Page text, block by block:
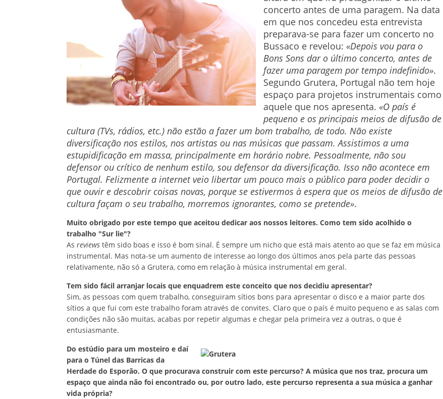
concerto antes de uma paragem. Na data
em que nos concedeu esta entrevista
preparava-se para fazer um concerto no
Bussaco e revelou: «Depois vou para o
Bons Sons dar o último concerto, antes de
fazer uma paragem por tempo indefinido».
Segundo Grutera, Portugal não tem hoje
espaço para projetos instrumentais como
aquele que nos apresenta. «O país é
pequeno e os principais meios de difusão de
cultura (TVs, rádios, etc.) não estão a fazer um bom trabalho, de todo. Não existe
diversificação nos estilos, nos artistas ou nas músicas que passam. Assistimos a uma
estupidificação em massa, principalmente em horário nobre. Pessoalmente, não sou
defensor ou crítico de nenhum estilo, sou defensor da diversificação. Isso não acontece em
Portugal. Felizmente a internet veio libertar um pouco mais o público para poder decidir o
que ouvir e descobrir coisas novas, porque se estivermos à espera que os meios de difusão de
cultura façam o seu trabalho, morremos ignorantes, como se pretende».
Muito obrigado por este tempo que aceitou dedicar aos nossos leitores. Como tem sido acolhido o
trabalho "Sur lie"?
As reviews têm sido boas e isso é bom sinal. É sempre um nicho que está mais atento ao que se faz em música
instrumental. Mas nota-se um aumento de interesse ao longo dos últimos anos pela parte das pessoas
relativamente, não só a Grutera, como em relação à música instrumental em geral.
Tem sido fácil arranjar locais que enquadrem este conceito que nos decidiu apresentar?
Sim, as pessoas com quem trabalho, conseguiram sítios bons para apresentar o disco e a maior parte dos
sítios a que fui com este trabalho foram através de convites. Claro que o país é muito pequeno e as salas com
condições não são muitas, acabas por repetir algumas e chegar pela primeira vez a outras, o que é
entusiasmante.
Do estúdio para um mosteiro e daí
para o Túnel das Barricas da
Herdade do Esporão. O que procurava construir com este percurso? A música que nos traz, procura um
espaço que ainda não foi encontrado ou, por outro lado, este percurso representa a sua música a ganhar
vida própria?